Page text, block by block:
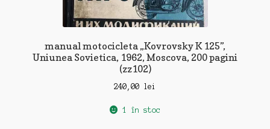
manual motocicleta „Kovrovsky K 125”,
Uniunea Sovietica, 1962, Moscova, 200 pagini
(zz102)
240,00 lei
1 în stoc